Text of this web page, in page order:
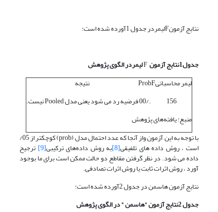
نتایج آزمونFلیمردر جدول 1آورده شده است:
جدول1نتایج آزمون
لیمردر الگوی پژوهش
لیمر محاسباتیF Prob
نتیجه
156
./00 فرضیه رد می شود یعنی مدل Pooled نیست.
منبع: یافته‌های پژوهش
با توجه به این آزمون واز آنجا که عدد احتمال مدل (prob) کوچکتر از 05/
است ، روش داده های تلفیقی[8] به روش داده‌های ترکیبی[9] ترجیح
داده می شود. در نظر گرفتن مقاطع دو حالت ممکن است برای ما بوجود
آورد ، روش اثرات ثابت یا روش اثرات تصادفی.
نتایج آزمون هاسمن در جدول 2آورده شده است:
جدول 2نتایج آزمون "هاسمن " در الگوی پژوهش